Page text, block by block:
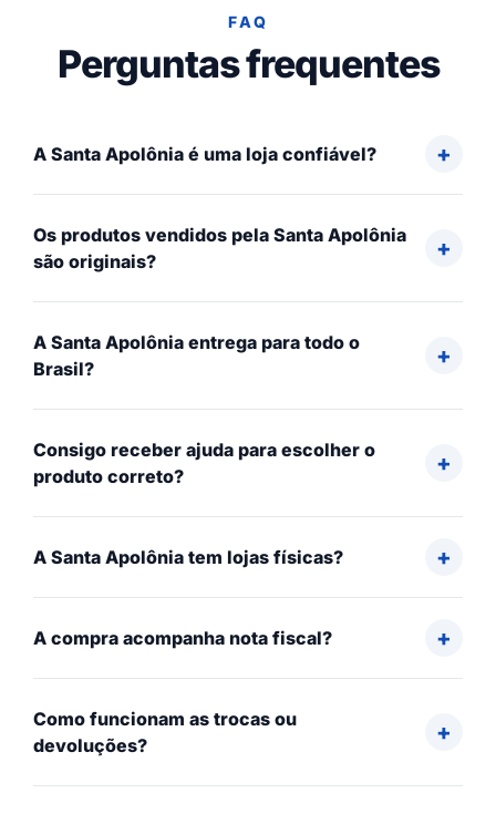
FAQ
Perguntas frequentes
A Santa Apolônia é uma loja confiável?
Os produtos vendidos pela Santa Apolônia
são originais?
A Santa Apolônia entrega para todo o
Brasil?
Consigo receber ajuda para escolher o
produto correto?
A Santa Apolônia tem lojas físicas?
A compra acompanha nota fiscal?
Como funcionam as trocas ou
devoluções?